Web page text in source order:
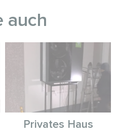
auch
Privates Haus